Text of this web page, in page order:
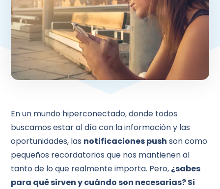
En un mundo hiperconectado, donde todos
buscamos estar al día con la información y las
oportunidades, las notificaciones push son como
pequeños recordatorios que nos mantienen al
tanto de lo que realmente importa. Pero, ¿sabes
para qué sirven y cuándo son necesarias? Si